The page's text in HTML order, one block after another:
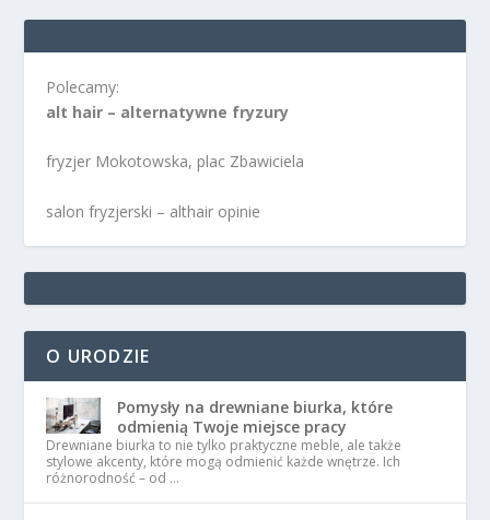
Polecamy:
alt hair – alternatywne fryzury
fryzjer Mokotowska, plac Zbawiciela
salon fryzjerski – althair opinie
O URODZIE
Pomysły na drewniane biurka, które
odmienią Twoje miejsce pracy
Drewniane biurka to nie tylko praktyczne meble, ale także
stylowe akcenty, które mogą odmienić każde wnętrze. Ich
różnorodność – od …